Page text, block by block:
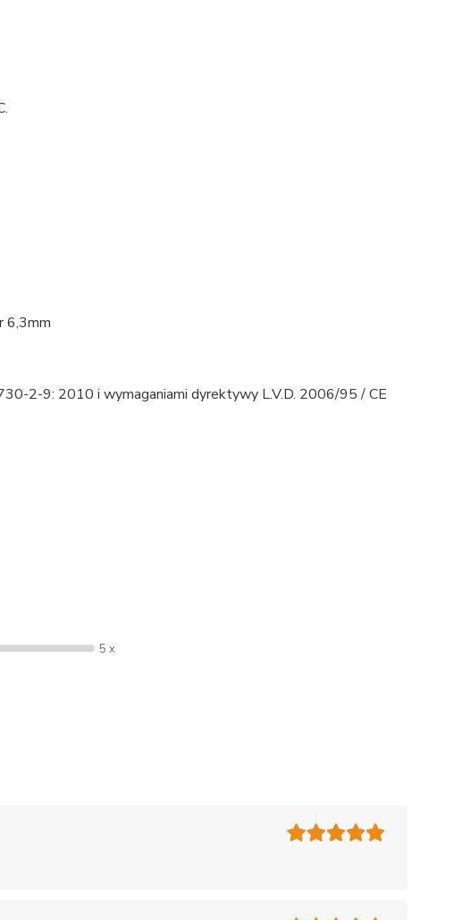
6,3mm
2-9: 2010 i wymaganiami dyrektywy L.V.D. 2006/95 / CE
5 x